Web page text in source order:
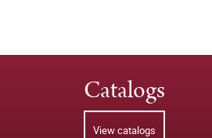
Catalogs
View catalogs